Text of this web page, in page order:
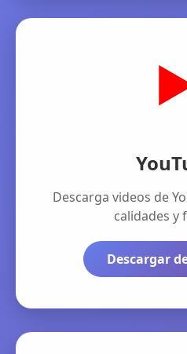
Descarga videos de
calidades y
Descargar